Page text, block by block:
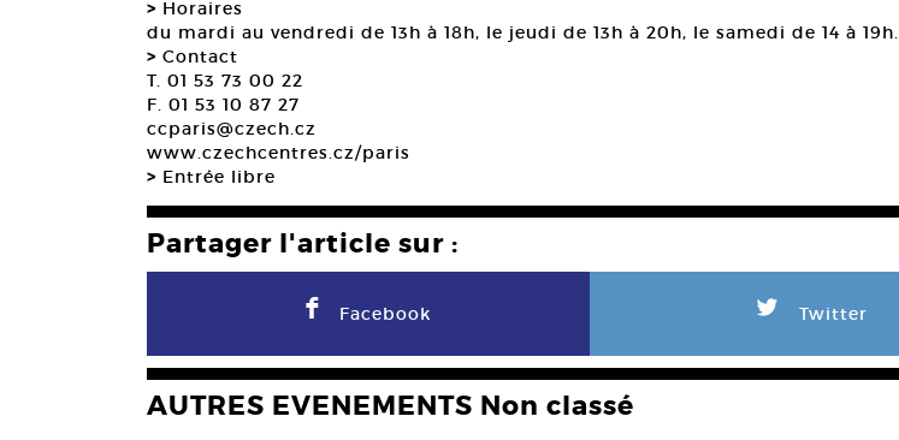
> Horaires
du mardi au vendredi de 13h à 18h, le jeudi de 13h à 20h, le samedi de 14 à 19h.
> Contact
T. 01 53 73 00 22
F. 01 53 10 87 27
ccparis@czech.cz
www.czechcentres.cz/paris
> Entrée libre
Partager l'article sur :
F Facebook L Twitter
AUTRES EVENEMENTS Non classé